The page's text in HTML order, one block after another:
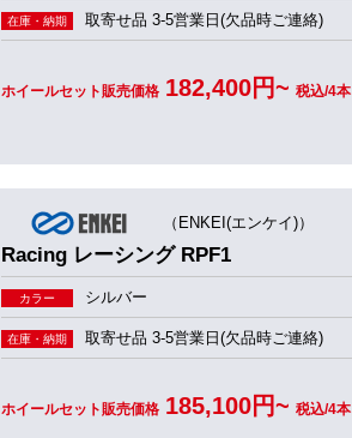
在庫・納期 取寄せ品 3-5営業日(欠品時ご連絡)
ホイールセット販売価格 182,400円~ 税込/4本
（ENKEI(エンケイ)）
Racing レーシング RPF1
カラー シルバー
在庫・納期 取寄せ品 3-5営業日(欠品時ご連絡)
ホイールセット販売価格 185,100円~ 税込/4本